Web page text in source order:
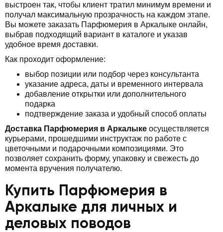
выстроен так, чтобы клиент тратил минимум времени и
получал максимальную прозрачность на каждом этапе.
Вы можете заказать Парфюмерия в Аркалыке онлайн,
выбрав подходящий вариант в каталоге и указав
удобное время доставки.
Как проходит оформление:
выбор позиции или подбор через консультанта
указание адреса, даты и временного интервала
добавление открытки или дополнительного
подарка
подтверждение заказа и удобный способ оплаты
Доставка Парфюмерия в Аркалыке осуществляется
курьерами, прошедшими инструктаж по работе с
цветочными и подарочными композициями. Это
позволяет сохранить форму, упаковку и свежесть до
момента вручения получателю.
Купить Парфюмерия в
Аркалыке для личных и
деловых поводов